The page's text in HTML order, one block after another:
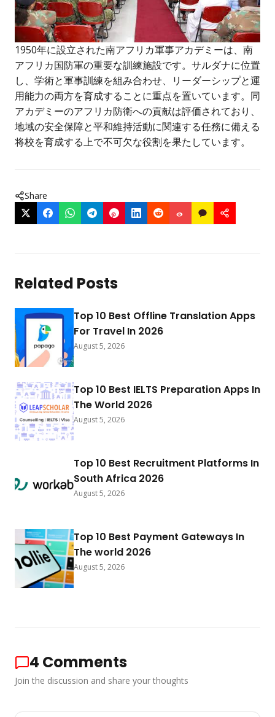
1950年に設立された南アフリカ軍事アカデミーは、南
アフリカ国防軍の重要な訓練施設です。サルダナに位置
し、学術と軍事訓練を組み合わせ、リーダーシップと運
用能力の両方を育成することに重点を置いています。同
アカデミーのアフリカ防衛への貢献は評価されており、
地域の安全保障と平和維持活動に関連する任務に備える
将校を育成する上で不可欠な役割を果たしています。
Share
Related Posts
Top 10 Best Offline Translation Apps
For Travel In 2026
August 5, 2026
Top 10 Best IELTS Preparation Apps In
The World 2026
August 5, 2026
Top 10 Best Recruitment Platforms In
South Africa 2026
August 5, 2026
Top 10 Best Payment Gateways In
The world 2026
August 5, 2026
4 Comments
Join the discussion and share your thoughts